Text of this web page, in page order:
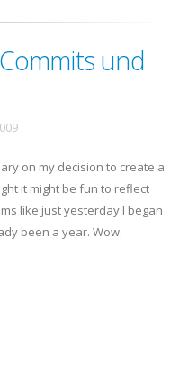
und
.
on my decision to create a
it might be fun to reflect
like just yesterday I began
been a year. Wow.